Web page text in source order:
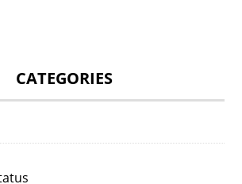
CATEGORIES